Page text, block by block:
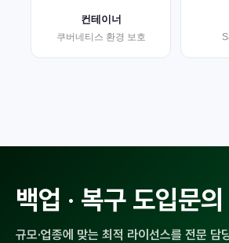
컨테이너
쿠버네티스 환경 보호
백업 · 복구 도입문의
규모·업종에 맞는 최적 라이선스를 전문 담